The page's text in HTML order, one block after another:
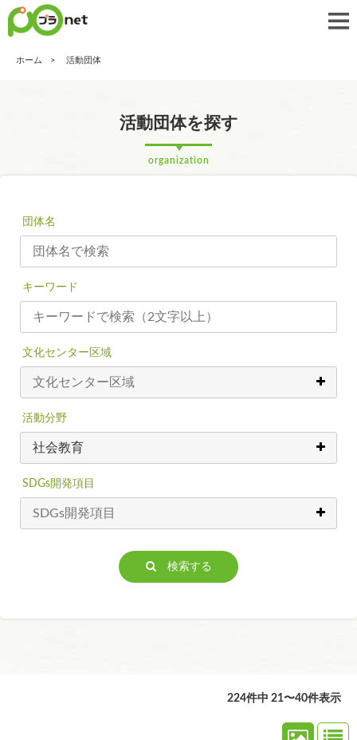
ホーム 活動団体
活動団体を探す
organization
団体名
キーワード
文化センター区域
活動分野
SDGs開発項目
検索する
224件中 21〜40件表示